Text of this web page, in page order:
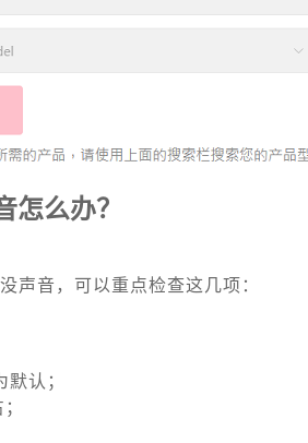
么办？
声音，可以重点检查这几项：
认；